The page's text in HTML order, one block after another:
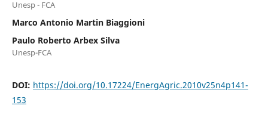
Unesp - FCA
Marco Antonio Martin Biaggioni
Paulo Roberto Arbex Silva
Unesp-FCA
DOI: https://doi.org/10.17224/EnergAgric.2010v25n4p141-
153